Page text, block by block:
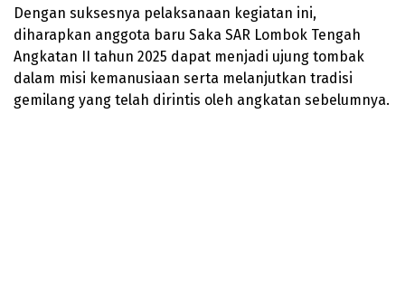
Dengan suksesnya pelaksanaan kegiatan ini,
diharapkan anggota baru Saka SAR Lombok Tengah
Angkatan II tahun 2025 dapat menjadi ujung tombak
dalam misi kemanusiaan serta melanjutkan tradisi
gemilang yang telah dirintis oleh angkatan sebelumnya.